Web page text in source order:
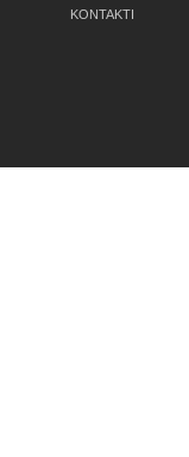
KONTAKTI